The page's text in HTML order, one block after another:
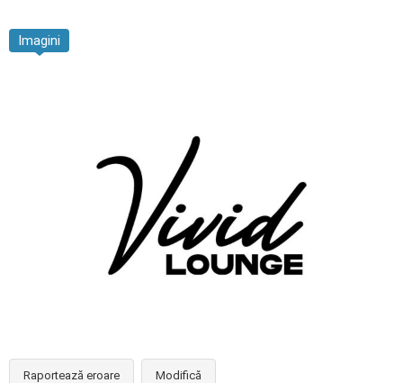
Imagini
Raportează eroare Modifică